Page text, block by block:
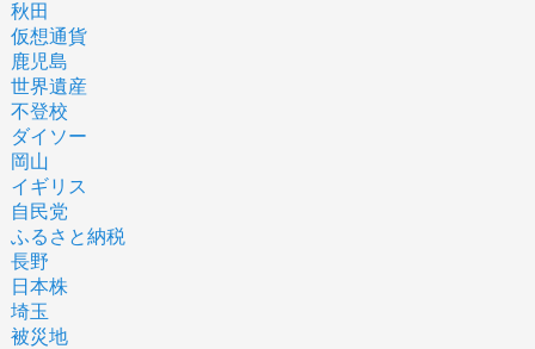
秋田
仮想通貨
鹿児島
世界遺産
不登校
ダイソー
岡山
イギリス
自民党
ふるさと納税
長野
日本株
埼玉
被災地